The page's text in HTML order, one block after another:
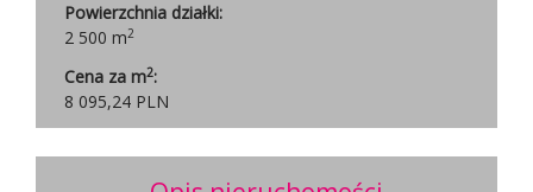
Powierzchnia działki:
2 500 m2
Cena za m2:
8 095,24 PLN